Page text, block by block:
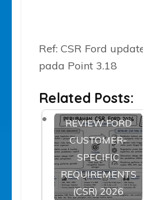
Ref: CSR Ford
pada Point 3.18
Related Posts:
REVIEW FORD
CUSTOMER-
SPECIFIC
REQUIREMENTS
(CSR) 2026